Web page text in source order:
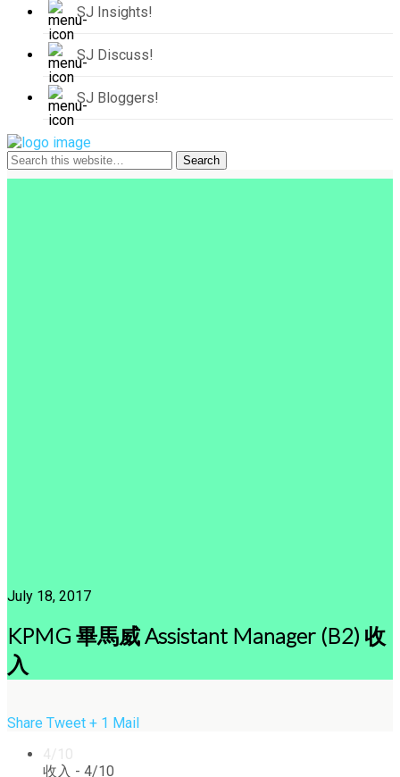
SJ Insights!
SJ Discuss!
SJ Bloggers!
July 18, 2017
KPMG 畢馬威 Assistant Manager (B2) 收
入
Share Tweet + 1 Mail
4/10
收入 - 4/10